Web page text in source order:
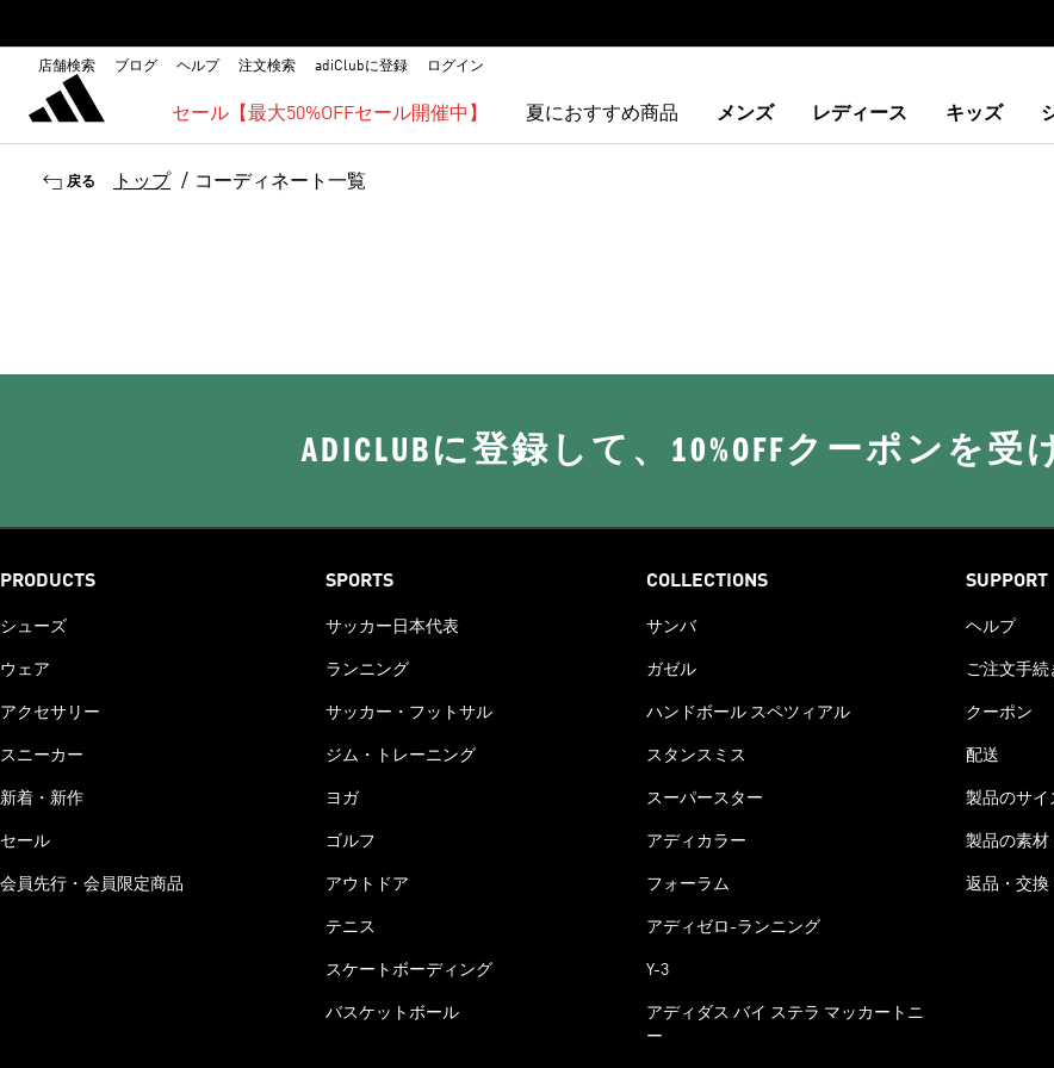
店舗検索 ブログ ヘルプ 注文検索 adiClubに登録 ログイン
セール【最大50%OFFセール開催中】 夏におすすめ商品 メンズ レディース キッズ
戻る トップ / コーディネート一覧
ADICLUBに登録して、10%OFFクーポンを受
PRODUCTS
シューズ
ウェア
アクセサリー
スニーカー
新着・新作
セール
会員先行・会員限定商品
SPORTS
サッカー日本代表
ランニング
サッカー・フットサル
ジム・トレーニング
ヨガ
ゴルフ
アウトドア
テニス
スケートボーディング
バスケットボール
COLLECTIONS
サンバ
ガゼル
ハンドボール スペツィアル
スタンスミス
スーパースター
アディカラー
フォーラム
アディゼロ-ランニング
Y-3
アディダス バイ ステラ マッカートニ
ー
SUPPORT
ヘルプ
ご注文手
クーポン
配送
製品のサイ
製品の素材
返品・交換